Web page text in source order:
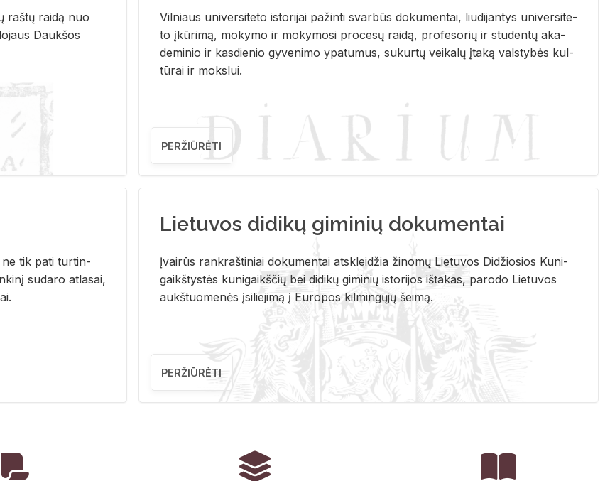
raš­tų rai­dą nuo
Dauk­šos
Vil­niaus uni­ver­si­te­to is­to­ri­jai pa­žin­ti svar­būs do­ku­men­tai, liu­di­jan­tys uni­ver­si­te­
to įkū­ri­mą, mo­ky­mo ir mo­ky­mo­si pro­ce­sų rai­dą, pro­fe­so­rių ir stu­den­tų aka­
de­mi­nio ir kas­die­nio gy­ve­ni­mo ypa­tu­mus, su­kur­tų vei­ka­lų įta­ką vals­ty­bės kul­
tū­rai ir moks­lui.
PERŽIŪRĖTI
ne tik pati tur­tin­
su­da­ro at­la­sai,
Lietuvos didikų giminių dokumentai
Įvai­rūs rank­raš­ti­niai do­ku­men­tai at­sklei­džia ži­no­mų Lie­tu­vos Di­džio­sios Ku­ni­
gaikš­tys­tės ku­ni­gaikš­čių bei di­di­kų gi­mi­nių is­to­ri­jos iš­ta­kas, pa­ro­do Lie­tu­vos
aukš­tuo­me­nės įsi­lie­ji­mą į Eu­ro­pos kil­min­gų­jų šei­mą.
PERŽIŪRĖTI